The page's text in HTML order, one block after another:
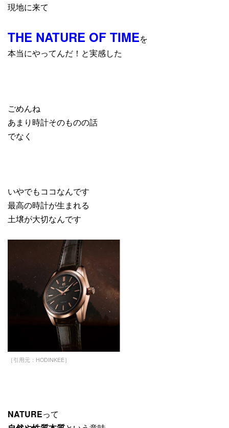
現地に来て
THE NATURE OF TIMEを
本当にやってんだ！と実感した
ごめんね
あまり時計そのものの話
でなく
いやでもココなんです
最高の時計が生まれる
土壌が大切なんです
［引用元：HODINKEE］
NATUREって